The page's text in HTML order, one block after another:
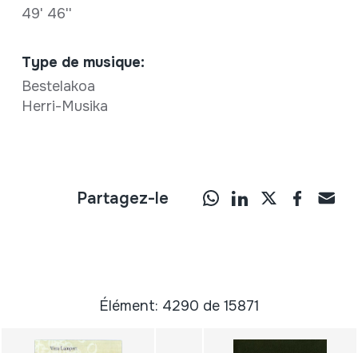
49' 46''
Type de musique:
Bestelakoa
Herri-Musika
Partagez-le
Élément: 4290 de 15871